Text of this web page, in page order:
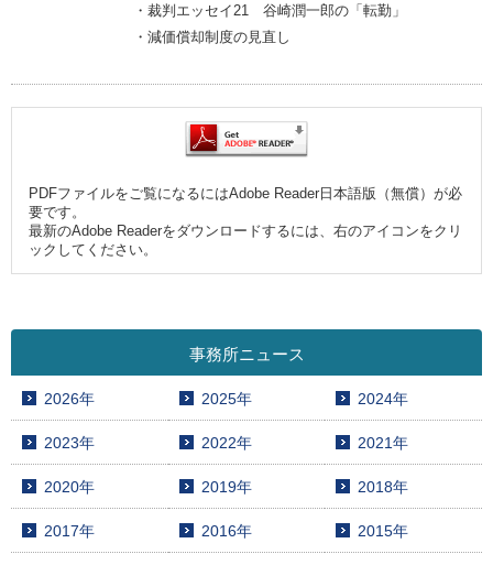
・裁判エッセイ21 谷崎潤一郎の「転勤」
・減価償却制度の見直し
PDFファイルをご覧になるにはAdobe Reader日本語版（無償）が必
要です。
最新のAdobe Readerをダウンロードするには、右のアイコンをクリ
ックしてください。
事務所ニュース
2026年 2025年 2024年
2023年 2022年 2021年
2020年 2019年 2018年
2017年 2016年 2015年